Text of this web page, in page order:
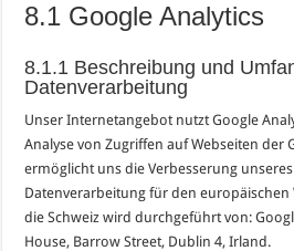
8.1 Google Analytics
8.1.1 Beschreibung und
Datenverarbeitung
Unser Internetangebot nutzt Google
Analyse von Zugriffen auf Webseiten der
ermöglicht uns die Verbesserung
Datenverarbeitung für den
die Schweiz wird durchgeführt von:
House, Barrow Street, Dublin 4, Irland.